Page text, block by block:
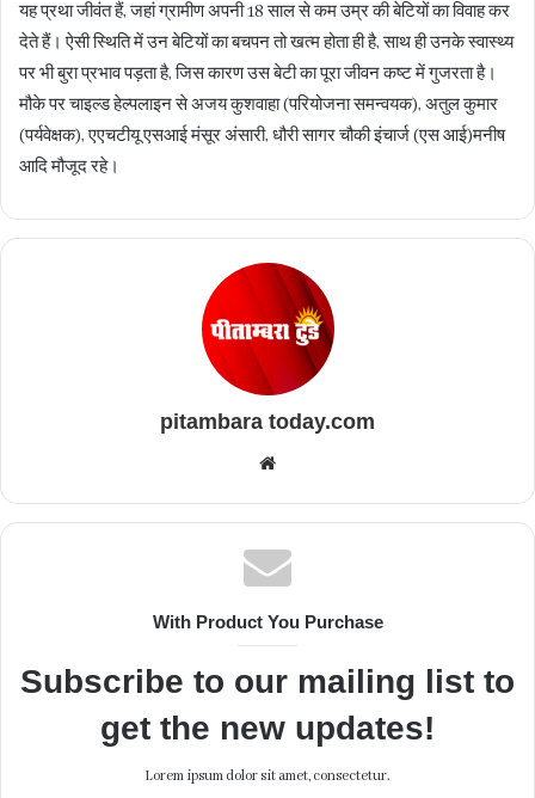
यह प्रथा जीवंत हैं, जहां ग्रामीण अपनी 18 साल से कम उम्र की बेटियों का विवाह कर
देते हैं। ऐसी स्थिति में उन बेटियों का बचपन तो खत्म होता ही है, साथ ही उनके स्वास्थ्य
पर भी बुरा प्रभाव पड़ता है, जिस कारण उस बेटी का पूरा जीवन कष्ट में गुजरता है।
मौके पर चाइल्ड हेल्पलाइन से अजय कुशवाहा (परियोजना समन्वयक), अतुल कुमार
(पर्यवेक्षक), एएचटीयू एसआई मंसूर अंसारी, धौरी सागर चौकी इंचार्ज (एस आई)मनीष
आदि मौजूद रहे।
pitambara today.com
Website
With Product You Purchase
Subscribe to our mailing list to
get the new updates!
Lorem ipsum dolor sit amet, consectetur.